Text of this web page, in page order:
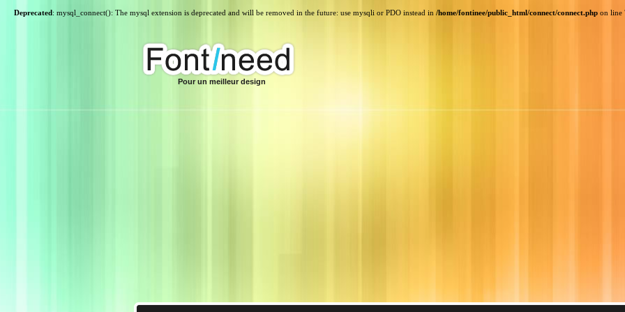
Deprecated: mysql_connect(): The mysql extension is deprecated and will be removed in the future: use mysqli or PDO instead in /home/fontinee/public_html/connect/connect.php on line
Pour un meilleur design